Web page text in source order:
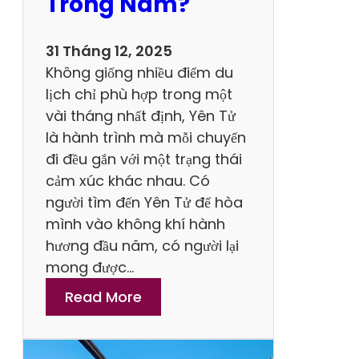
h
à
T
i
ệ
n
Í
c
h
C
á
p
r
e
31 Tháng 12, 2025
Không giống nhiều điểm du
lịch chỉ phù hợp trong một
vài tháng nhất định, Yên Tử
là hành trình mà mỗi chuyến
đi đều gắn với một trạng thái
cảm xúc khác nhau. Có
người tìm đến Yên Tử để hòa
mình vào không khí hành
hương đầu năm, có người lại
mong được…
Read More
N
ê